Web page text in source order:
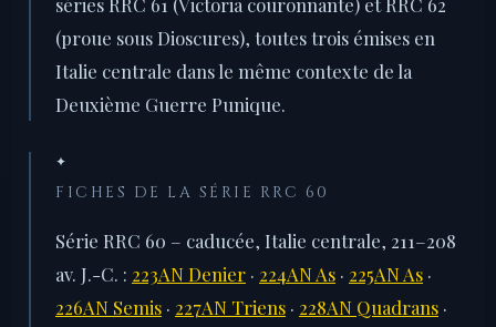
(proue sous Dioscures), toutes trois émises en
Italie centrale dans le même contexte de la
Deuxième Guerre Punique.
✦
FICHES DE LA SÉRIE RRC 60
Série RRC 60 – caducée, Italie centrale, 211–208
av. J.-C. : 223AN Denier · 224AN As · 225AN As ·
226AN Semis · 227AN Triens · 228AN Quadrans ·